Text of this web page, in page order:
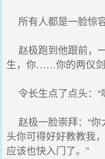
所有人都是一脸惊
赵极跑到他跟前，
生，你……你的两仪剑
令长生点了点头：“
赵极一脸崇拜：“
头你可得好好教教我
应该也快入门了。”